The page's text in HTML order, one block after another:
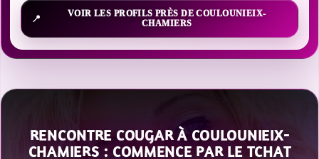
VOIR LES PROFILS PRÈS DE COULOUNIEIX-
CHAMIERS
RENCONTRE COUGAR À COULOUNIEIX-
CHAMIERS : COMMENCE PAR LE TCHAT